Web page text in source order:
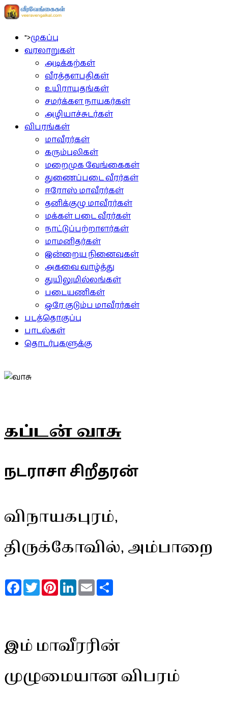
">முகப்பு
வரலாறுகள்
அடிக்கற்கள்
வீரத்தளபதிகள்
உயிராயுதங்கள்
சமர்க்கள நாயகர்கள்
அழியாச்சுடர்கள்
விபரங்கள்
மாவீரர்கள்
கரும்புலிகள்
மறைமுக வேங்கைகள்
துணைப்படை வீரர்கள்
ஈரோஸ் மாவீரர்கள்
தனிக்குழு மாவீரர்கள்
மக்கள் படை வீரர்கள்
நாட்டுப்பற்றாளர்கள்
மாமனிதர்கள்
இன்றைய நினைவுகள்
அகவை வாழ்த்து
துயிலுமில்லங்கள்
படையணிகள்
ஒரே குடும்ப மாவீரர்கள்
படத்தொகுப்பு
பாடல்கள்
தொடர்புகளுக்கு
கப்டன் வாசு
நடராசா சிறீதரன்
விநாயகபுரம்,
திருக்கோவில், அம்பாறை
FacebookTwitterPinterestLinkedInEmail
இம் மாவீரரின்
முழுமையான விபரம்